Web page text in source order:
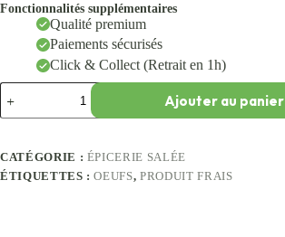
Fonctionnalités supplémentaires
Qualité premium
Paiements sécurisés
Click & Collect (Retrait en 1h)
Ajouter au panier
CATÉGORIE : ÉPICERIE SALÉE
ÉTIQUETTES :OEUFS,PRODUIT FRAIS